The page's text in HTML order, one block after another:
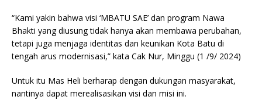
“Kami yakin bahwa visi ‘MBATU SAE’ dan program Nawa
Bhakti yang diusung tidak hanya akan membawa perubahan,
tetapi juga menjaga identitas dan keunikan Kota Batu di
tengah arus modernisasi,” kata Cak Nur, Minggu (1 /9/ 2024)
Untuk itu Mas Heli berharap dengan dukungan masyarakat,
nantinya dapat merealisasikan visi dan misi ini.